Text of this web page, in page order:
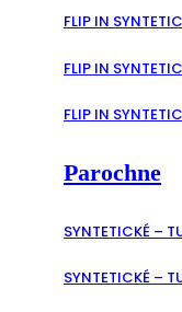
FLIP IN
FLIP IN
FLIP IN
Parochne
SYNTETICKÉ –
SYNTETICKÉ –